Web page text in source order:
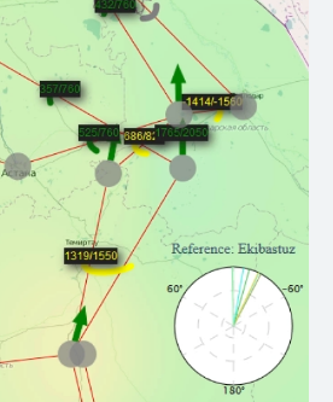
узлах электростанций и
мощности.
автоматически
когда переток
опасного уровня. Эти
отображаются в интерфейсе,
на почтовый ящик